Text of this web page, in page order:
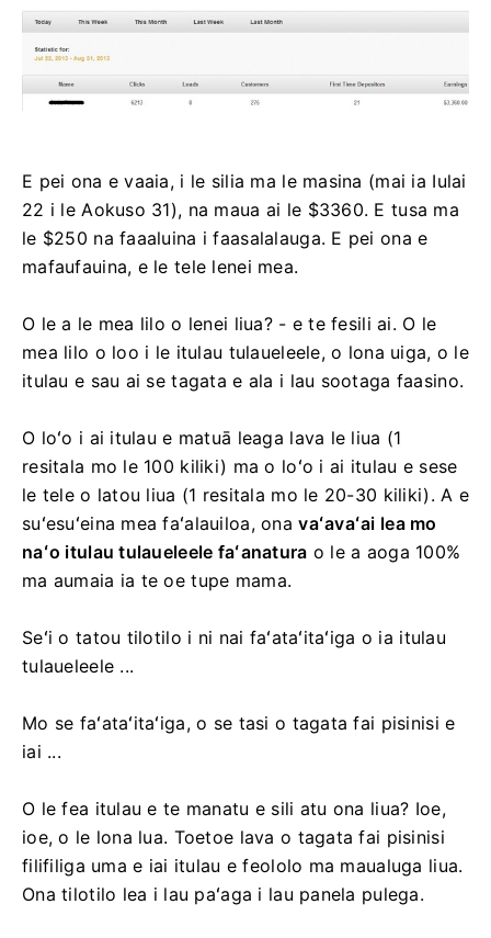
E pei ona e vaaia, i le silia ma le masina (mai ia Iulai
22 i le Aokuso 31), na maua ai le $3360. E tusa ma
le $250 na faaaluina i faasalalauga. E pei ona e
mafaufauina, e le tele lenei mea.
O le a le mea lilo o lenei liua? - e te fesili ai. O le
mea lilo o loo i le itulau tulaueleele, o lona uiga, o le
itulau e sau ai se tagata e ala i lau sootaga faasino.
O loʻo i ai itulau e matuā leaga lava le liua (1
resitala mo le 100 kiliki) ma o loʻo i ai itulau e sese
le tele o latou liua (1 resitala mo le 20-30 kiliki). A e
suʻesuʻeina mea faʻalauiloa, onavaʻavaʻai lea mo
naʻo itulau tulaueleele faʻanatura o le a aoga 100%
ma aumaia ia te oe tupe mama.
Seʻi o tatou tilotilo i ni nai faʻataʻitaʻiga o ia itulau
tulaueleele ...
Mo se faʻataʻitaʻiga, o se tasi o tagata fai pisinisi e
iai ...
O le fea itulau e te manatu e sili atu ona liua? Ioe,
ioe, o le lona lua. Toetoe lava o tagata fai pisinisi
filifiliga uma e iai itulau e feololo ma maualuga liua.
Ona tilotilo lea i lau paʻaga i lau panela pulega.